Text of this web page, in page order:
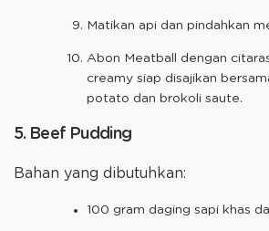
Matikan api dan pindahkan
Abon Meatball dengan
creamy siap disajikan
potato dan brokoli saute.
5. Beef Pudding
Bahan yang dibutuhkan:
100 gram daging sapi khas